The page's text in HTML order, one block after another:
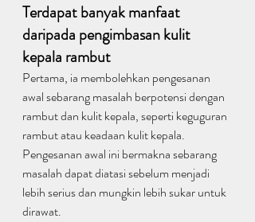
Terdapat banyak manfaat
daripada pengimbasan kulit
kepala rambut
Pertama, ia membolehkan pengesanan
awal sebarang masalah berpotensi dengan
rambut dan kulit kepala, seperti keguguran
rambut atau keadaan kulit kepala.
Pengesanan awal ini bermakna sebarang
masalah dapat diatasi sebelum menjadi
lebih serius dan mungkin lebih sukar untuk
dirawat.